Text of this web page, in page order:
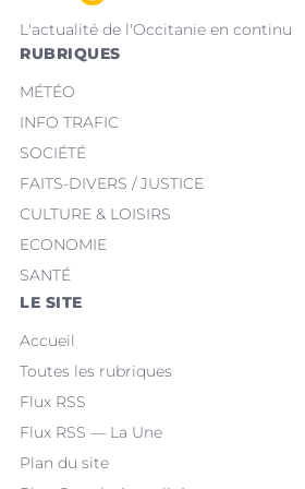
L'actualité de l'Occitanie en continu
RUBRIQUES
MÉTÉO
INFO TRAFIC
SOCIÉTÉ
FAITS-DIVERS / JUSTICE
CULTURE & LOISIRS
ECONOMIE
SANTÉ
LE SITE
Accueil
Toutes les rubriques
Flux RSS
Flux RSS — La Une
Plan du site